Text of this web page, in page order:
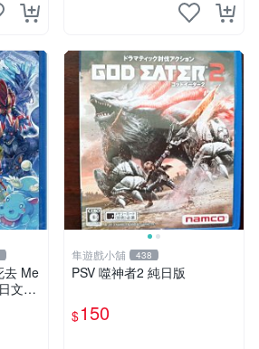
去 Me
文日
隼遊戲小舖 438
PSV 噬神者2 純日版
$150